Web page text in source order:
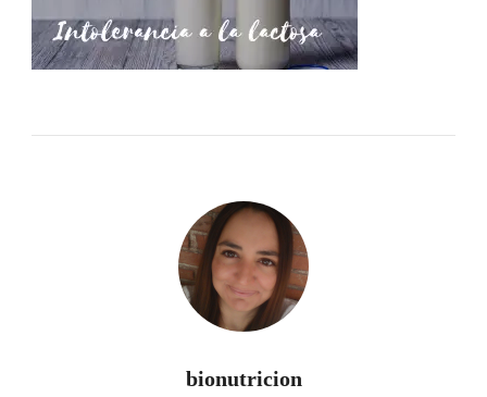
bionutricion